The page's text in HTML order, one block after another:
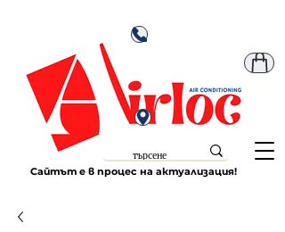
Сайтът е в процес на актуализация!